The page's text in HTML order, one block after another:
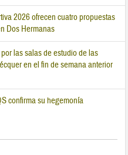
2026 ofrecen cuatro propuestas
Dos Hermanas
las salas de estudio de las
en el fin de semana anterior
confirma su hegemonía